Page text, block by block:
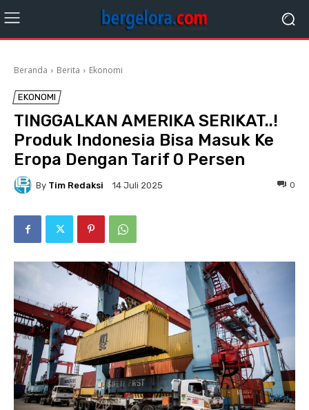
Beranda Berita Ekonomi
EKONOMI
TINGGALKAN AMERIKA SERIKAT..!
Produk Indonesia Bisa Masuk Ke
Eropa Dengan Tarif 0 Persen
By Tim Redaksi 14 Juli 2025 0